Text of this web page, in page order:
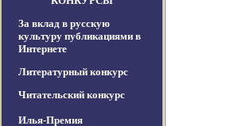
За вклад в русскую
культуру публикациями в
Интернете
Литературный конкурс
Читательский конкурс
Илья-Премия